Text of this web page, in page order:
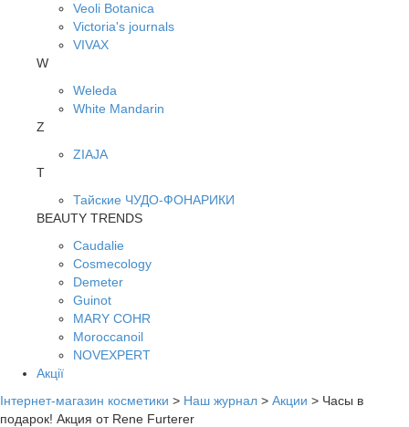
Veoli Botanica
Victoria's journals
VIVAX
W
Weleda
White Mandarin
Z
ZIAJA
Т
Тайские ЧУДО-ФОНАРИКИ
BEAUTY TRENDS
Caudalie
Cosmecology
Demeter
Guinot
MARY COHR
Moroccanoil
NOVEXPERT
Акції
Інтернет-магазин косметики > Наш журнал > Акции > Часы в
подарок! Акция от Rene Furterer